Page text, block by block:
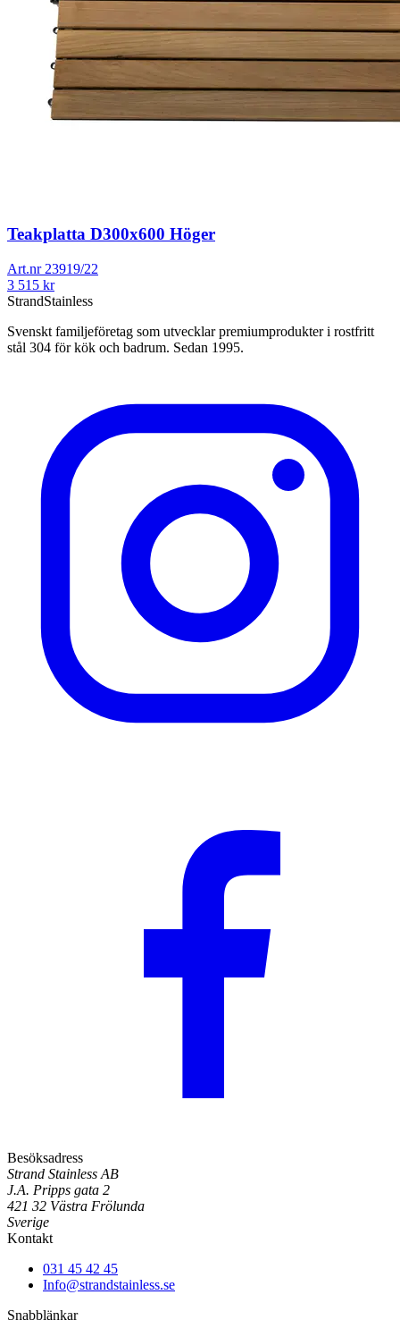
Teakplatta D300x600 Höger
Art.nr 23919/22
3 515 kr
StrandStainless
Svenskt familjeföretag som utvecklar premiumprodukter i rostfritt
stål 304 för kök och badrum. Sedan 1995.
Besöksadress
Strand Stainless AB
J.A. Pripps gata 2
421 32 Västra Frölunda
Sverige
Kontakt
031 45 42 45
Info@strandstainless.se
Snabblänkar